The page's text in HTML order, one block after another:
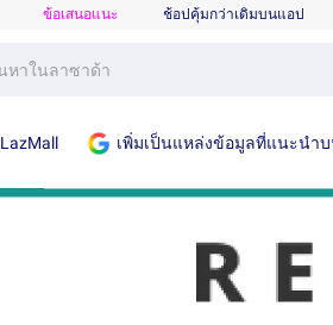
ข้อเสนอแนะ ช้อปคุ้มกว่าเดิมบนแอป
LazMall เพิ่มเป็นแหล่งข้อมูลที่แนะนำบ